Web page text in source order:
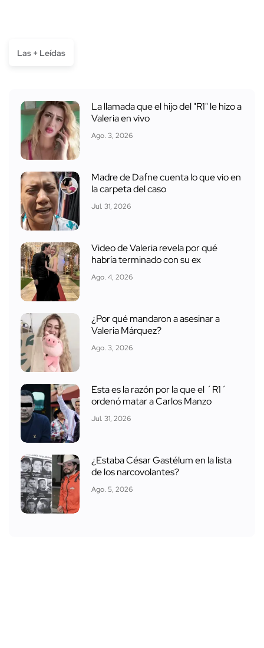
Las + Leídas
La llamada que el hijo del "R1" le hizo a
Valeria en vivo
Ago. 3, 2026
Madre de Dafne cuenta lo que vio en
la carpeta del caso
Jul. 31, 2026
Video de Valeria revela por qué
habría terminado con su ex
Ago. 4, 2026
¿Por qué mandaron a asesinar a
Valeria Márquez?
Ago. 3, 2026
Esta es la razón por la que el ´R1´
ordenó matar a Carlos Manzo
Jul. 31, 2026
¿Estaba César Gastélum en la lista
de los narcovolantes?
Ago. 5, 2026